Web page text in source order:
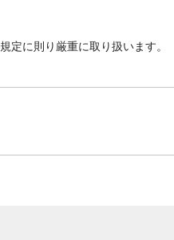
定に則り厳重に取り扱います。